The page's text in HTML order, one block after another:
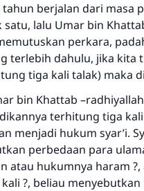
berjalan dari masa
lalu Umar bin
perkara,
terlebih dahulu, jika kita
tiga kali talak) maka
bin Khattab
terhitung tiga
menjadi hukum syar’i.
perbedaan para
atau hukumnya haram
?, beliau
Jawaban no.
Bantu kami dalam